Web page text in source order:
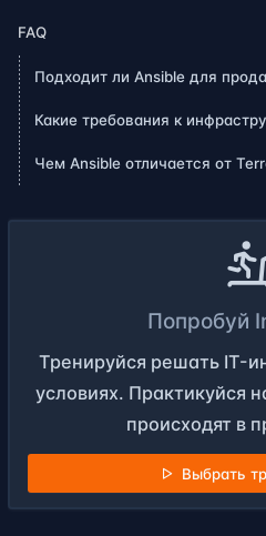
FAQ
Подходит ли Ansible для
Какие требования к
Чем Ansible отличается от
Попробуй
Тренируйся решать IT-
условиях. Практикуйся
происходят в
Выбрать